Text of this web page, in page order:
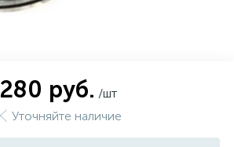
280 руб. /шт
Уточняйте наличие